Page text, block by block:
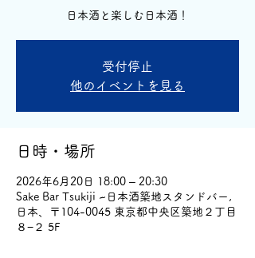
日本酒と楽しむ日本酒！
受付停止
他のイベントを見る
日時・場所
2026年6月20日 18:00 – 20:30
Sake Bar Tsukiji ~日本酒築地スタンドバー,
日本、〒104-0045 東京都中央区築地２丁目
８−２ 5F